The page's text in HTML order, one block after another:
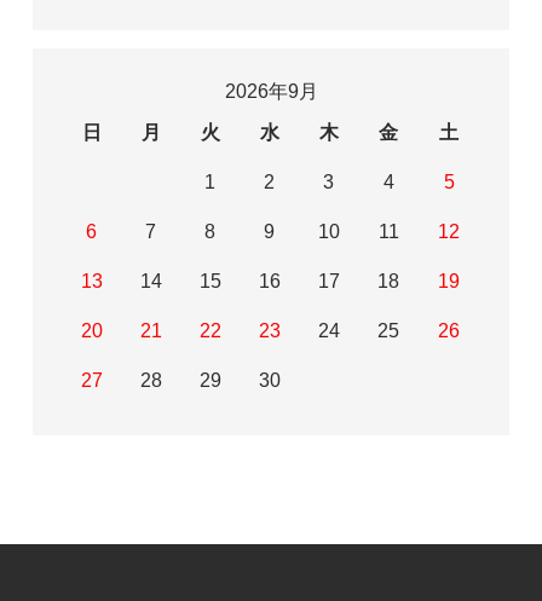
2026年9月
日
月 火 水 木 金 土
1 2 3 4 5
6 7 8 9 10 11 12
13 14 15 16 17 18 19
20 21 22 23 24 25 26
27 28 29 30